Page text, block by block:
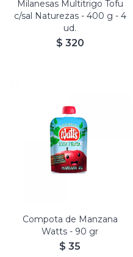
Milanesas Multitrigo Tofu
c/sal Naturezas - 400 g - 4
ud.
$ 320
Compota de Manzana
Watts - 90 gr
$ 35